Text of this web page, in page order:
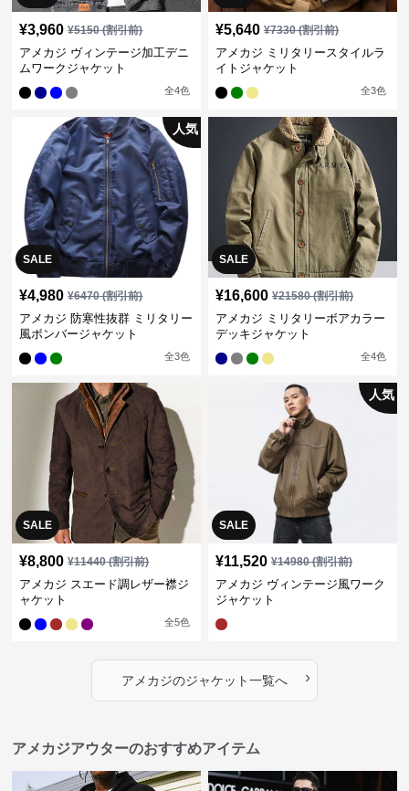
¥3,960 ¥5150(割引前)
アメカジ ヴィンテージ加工デニ
ムワークジャケット
全4色
¥5,640 ¥7330(割引前)
アメカジ ミリタリースタイルラ
イトジャケット
全3色
SALE
人気
¥4,980 ¥6470(割引前)
アメカジ 防寒性抜群 ミリタリー
風ボンバージャケット
全3色
SALE
¥16,600 ¥21580(割引前)
アメカジ ミリタリーボアカラー
デッキジャケット
全4色
SALE
¥8,800 ¥11440(割引前)
アメカジ スエード調レザー襟ジ
ャケット
全5色
SALE
人気
¥11,520 ¥14980(割引前)
アメカジ ヴィンテージ風ワーク
ジャケット
アメカジのジャケット一覧へ ›
アメカジアウターのおすすめアイテム